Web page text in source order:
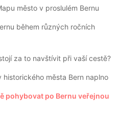
město v proslulém Bernu
během různých ročních
za to navštívit při vaší cestě?
města Bern naplno
pohybovat po Bernu veřejnou